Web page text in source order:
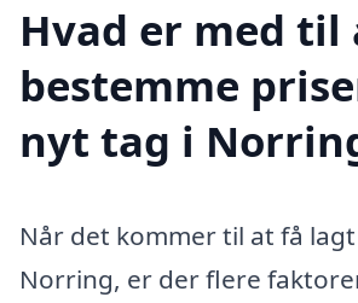
Hvad er med til
bestemme
nyt tag i
Når det kommer til at få
Norring, er der flere